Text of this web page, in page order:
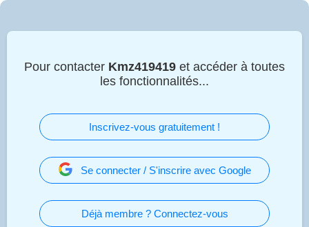
Pour contacter Kmz419419 et accéder à toutes
les fonctionnalités...
Inscrivez-vous gratuitement !
Se connecter / S'inscrire avec Google
Déjà membre ? Connectez-vous